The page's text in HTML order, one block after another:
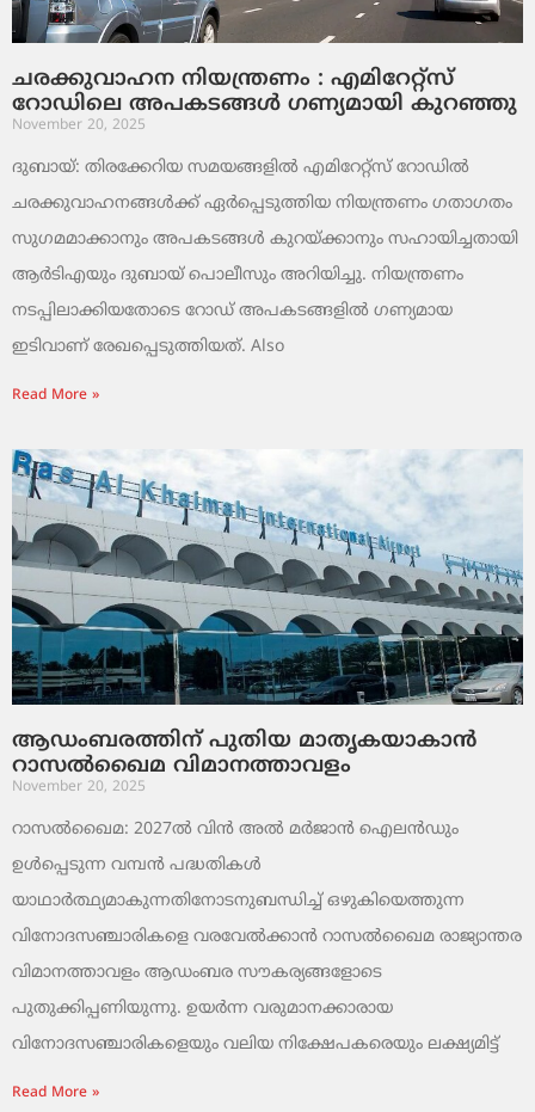
ചരക്കുവാഹന നിയന്ത്രണം : എമിറേറ്റ്സ്
റോഡിലെ അപകടങ്ങൾ ഗണ്യമായി കുറഞ്ഞു
November 20, 2025
ദുബായ്: തിരക്കേറിയ സമയങ്ങളിൽ എമിറേറ്റ്സ് റോഡിൽ
ചരക്കുവാഹനങ്ങൾക്ക് ഏർപ്പെടുത്തിയ നിയന്ത്രണം ഗതാഗതം
സുഗമമാക്കാനും അപകടങ്ങൾ കുറയ്ക്കാനും സഹായിച്ചതായി
ആർടിഎയും ദുബായ് പൊലീസും അറിയിച്ചു. നിയന്ത്രണം
നടപ്പിലാക്കിയതോടെ റോഡ് അപകടങ്ങളിൽ ഗണ്യമായ
ഇടിവാണ് രേഖപ്പെടുത്തിയത്. Also
Read More »
ആഡംബരത്തിന് പുതിയ മാതൃകയാകാൻ
റാസൽഖൈമ വിമാനത്താവളം
November 20, 2025
റാസൽഖൈമ: 2027ൽ വിൻ അൽ മർജാൻ ഐലൻഡും
ഉൾപ്പെടുന്ന വമ്പൻ പദ്ധതികൾ
യാഥാർത്ഥ്യമാകുന്നതിനോടനുബന്ധിച്ച് ഒഴുകിയെത്തുന്ന
വിനോദസഞ്ചാരികളെ വരവേൽക്കാൻ റാസൽഖൈമ രാജ്യാന്തര
വിമാനത്താവളം ആഡംബര സൗകര്യങ്ങളോടെ
പുതുക്കിപ്പണിയുന്നു. ഉയർന്ന വരുമാനക്കാരായ
വിനോദസഞ്ചാരികളെയും വലിയ നിക്ഷേപകരെയും ലക്ഷ്യമിട്ട്
Read More »